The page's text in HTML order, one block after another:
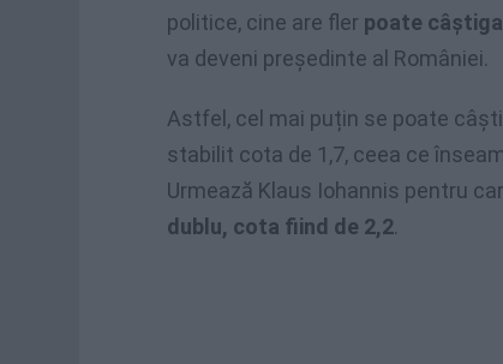
politice, cine are fler poate
va deveni președinte al României.
Astfel, cel mai puțin se poate
stabilit cota de 1,7, ceea ce
Urmează Klaus Iohannis pentru
dublu, cota fiind de 2,2.